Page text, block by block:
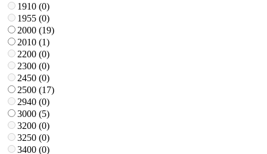
1910 (0)
1955 (0)
2000 (19)
2010 (1)
2200 (0)
2300 (0)
2450 (0)
2500 (17)
2940 (0)
3000 (5)
3200 (0)
3250 (0)
3400 (0)